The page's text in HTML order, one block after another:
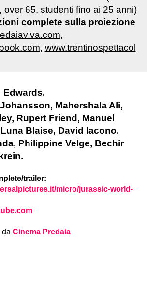
over 65, studenti fino ai 25 anni)
complete sulla proiezione
,
, www.trentinospettacol
Edwards.
Mahershala Ali,
Rupert Friend, Manuel
Blaise, David Iacono,
Philippine Velge, Bechir
trailer:
micro/jurassic-world-
da Cinema Predaia